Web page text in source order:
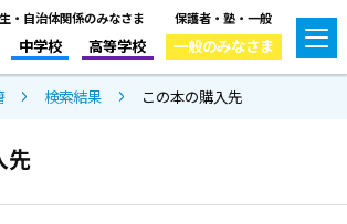
・自治体関係のみなさま
中学校 高等学校
保護者・塾・一般
一般のみなさま
検索結果 この本の購入先
先